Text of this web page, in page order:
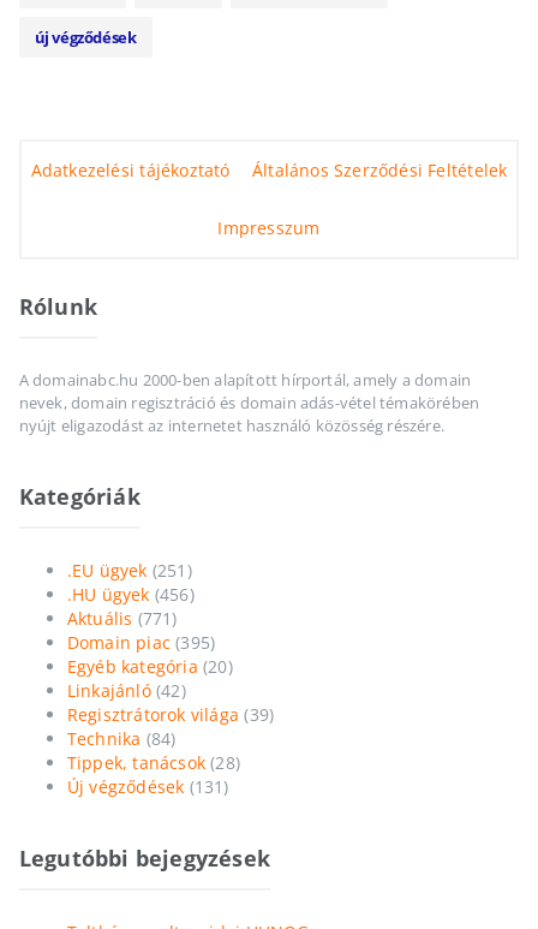
új végződések
Adatkezelési tájékoztató Általános Szerződési Feltételek
Impresszum
Rólunk
A domainabc.hu 2000-ben alapított hírportál, amely a domain
nevek, domain regisztráció és domain adás-vétel témakörében
nyújt eligazodást az internetet használó közösség részére.
Kategóriák
.EU ügyek (251)
.HU ügyek (456)
Aktuális (771)
Domain piac (395)
Egyéb kategória (20)
Linkajánló(42)
Regisztrátorok világa (39)
Technika (84)
Tippek, tanácsok (28)
Új végződések (131)
Legutóbbi bejegyzések